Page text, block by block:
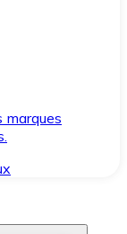
marques